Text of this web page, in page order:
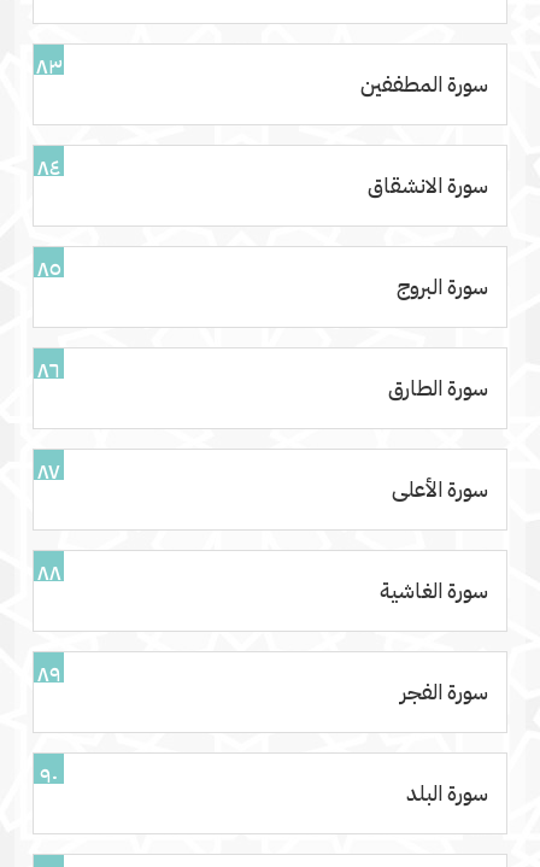
٨٣
سورة المطففين
٨٤
سورة الانشقاق
٨٥
سورة البروج
٨٦
سورة الطارق
٨٧
سورة الأعلى
٨٨
سورة الغاشية
٨٩
سورة الفجر
٩٠
سورة البلد